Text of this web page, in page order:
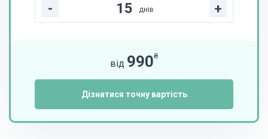
- днів +
від 990₴
Дізнатися точну вартість